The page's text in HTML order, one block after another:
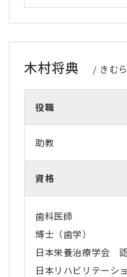
木村将典 きむ
役職
助教
資格
歯科医師
博士（歯学）
日本栄養治療学会
日本リハビリテー